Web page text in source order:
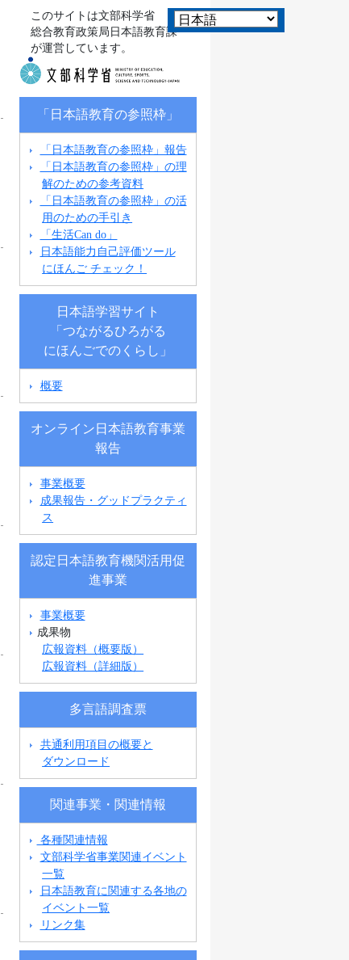
このサイトは文部科学省
総合教育政策局日本語教育課
が運営しています。
「日本語教育の参照枠」
「日本語教育の参照枠」報告
「日本語教育の参照枠」の理
解のための参考資料
「日本語教育の参照枠」の活
用のための手引き
「生活Can do」
日本語能力自己評価ツール
にほんご チェック！
日本語学習サイト
「つながるひろがる
にほんごでのくらし」
概要
オンライン日本語教育事業
報告
事業概要
成果報告・グッドプラクティ
ス
認定日本語教育機関活用促
進事業
事業概要
成果物
広報資料（概要版）
広報資料（詳細版）
多言語調査票
共通利用項目の概要と
ダウンロード
関連事業・関連情報
各種関連情報
文部科学省事業関連イベント
一覧
日本語教育に関連する各地の
イベント一覧
リンク集